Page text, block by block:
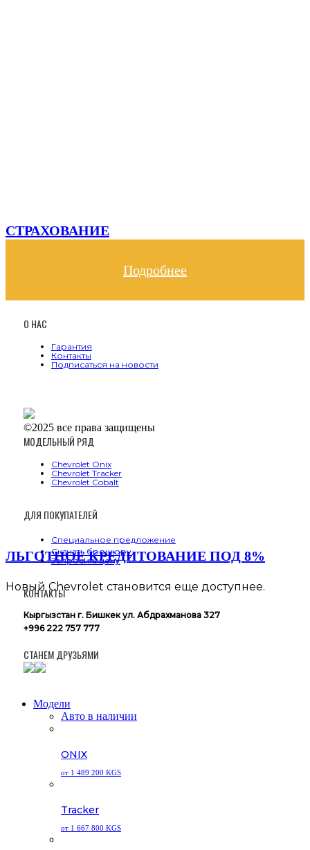
СТРАХОВАНИЕ
эксклюзивные условия по страхования Вашего
ЛЬГОТНОЕ КРЕДИТОВАНИЕ ПОД 8%
Новый Chevrolet становится еще доступнее.
Подробнее
О НАС
Гарантия
Контакты
Подписаться на новости
©2025 все права защищены
МОДЕЛЬНЫЙ РЯД
Chevrolet Onix
Chevrolet Tracker
Chevrolet Cobalt
ДЛЯ ПОКУПАТЕЛЕЙ
Специальное предложение
Скачать брошюру
Запросить цену
КОНТАКТЫ
Кыргызстан г. Бишкек ул. Абдрахманова 327
+996 222 757 777
СТАНЕМ ДРУЗЬЯМИ
Close
Модели
Авто в наличии
ONIX
от 1 489 200 KGS
Tracker
от 1 667 800 KGS